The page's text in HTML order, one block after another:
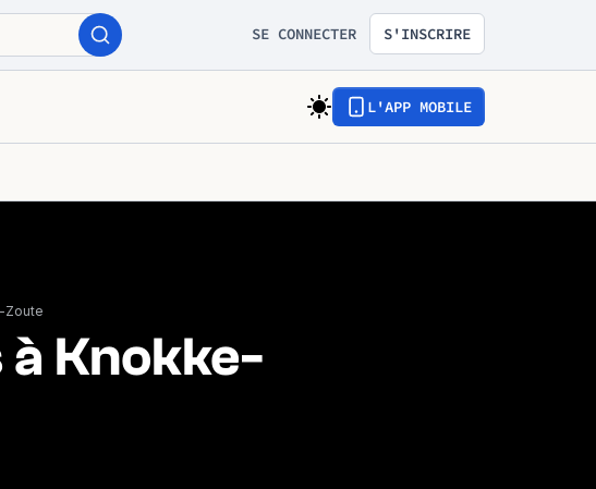
SE CONNECTER S'INSCRIRE
L'APP MOBILE
Zoute
Knokke-